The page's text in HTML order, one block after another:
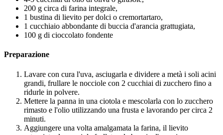
200 g circa di farina integrale,
1 bustina di lievito per dolci o cremortartaro,
1 cucchiaio abbondante di buccia d'arancia grattugiata,
100 g di cioccolato fondente
Preparazione
Lavare con cura l'uva, asciugarla e dividere a metà i soli acini
grandi, frullare le nocciole con 2 cucchiai di zucchero fino a
ridurle in polvere.
Mettere la panna in una ciotola e mescolarla con lo zucchero
rimasto e l'olio utilizzando una frusta e lavorando per circa 2
minuti.
Aggiungere una volta amalgamata la farina, il lievito